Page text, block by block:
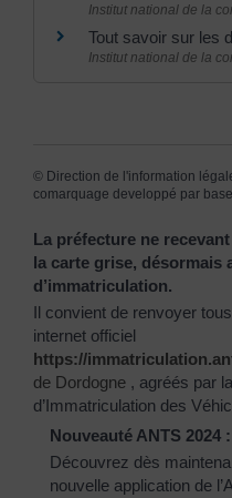
Institut national de la
Tout savoir sur les
Institut national de la
© Direction de l'information
comarquage developpé par
La préfecture ne
la carte grise, désormais
d’immatriculation.
Il convient de renvoyer
internet officiel
https://
de Dordogne , agréés par
d’Immatriculation des
Nouveauté ANTS 2024
Découvrez dès
nouvelle application de